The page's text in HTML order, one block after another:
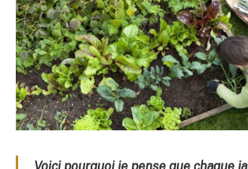
Voici pourquoi je pense que chaque